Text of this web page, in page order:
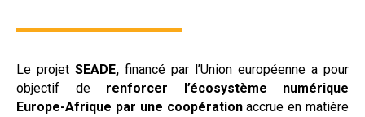
Le projet SEADE, financé par l’Union européenne a pour
objectif de renforcer l’écosystème numérique
Europe-Afrique par une coopérationaccrue en matière